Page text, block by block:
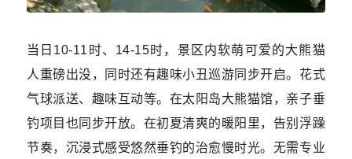
当日10-11时、14-15时，景区内软萌可爱的大熊猫
人重磅出没，同时还有趣味小丑巡游同步开启。花式
气球派送、趣味互动等。在太阳岛大熊猫馆，亲子垂
钓项目也同步开放。在初夏清爽的暖阳里，告别浮躁
节奏，沉浸式感受悠然垂钓的治愈慢时光。无需专业